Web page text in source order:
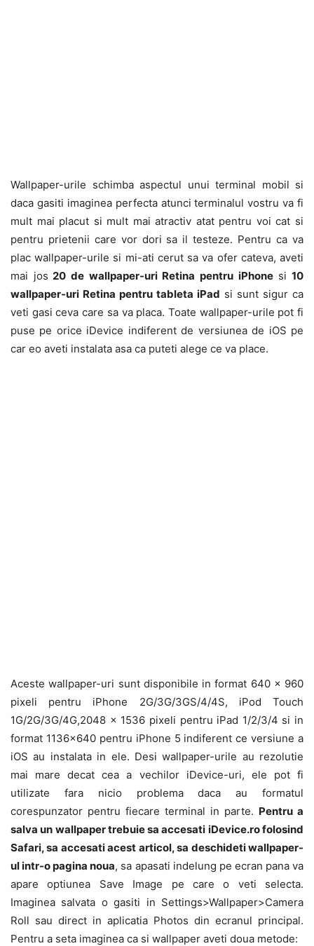
Wallpaper-urile schimba aspectul unui terminal mobil si
daca gasiti imaginea perfecta atunci terminalul vostru va fi
mult mai placut si mult mai atractiv atat pentru voi cat si
pentru prietenii care vor dori sa il testeze. Pentru ca va
plac wallpaper-urile si mi-ati cerut sa va ofer cateva, aveti
mai jos 20 de wallpaper-uri Retina pentru iPhonesi 10
wallpaper-uri Retina pentru tableta iPad si sunt sigur ca
veti gasi ceva care sa va placa. Toate wallpaper-urile pot fi
puse pe orice iDevice indiferent de versiunea de iOS pe
car eo aveti instalata asa ca puteti alege ce va place.
Aceste wallpaper-uri sunt disponibile in format 640 x 960
pixeli pentru iPhone 2G/3G/3GS/4/4S, iPod Touch
1G/2G/3G/4G,2048 x 1536 pixeli pentru iPad 1/2/3/4 si in
format 1136×640 pentru iPhone 5 indiferent ce versiune a
iOS au instalata in ele. Desi wallpaper-urile au rezolutie
mai mare decat cea a vechilor iDevice-uri, ele pot fi
utilizate fara nicio problema daca au formatul
corespunzator pentru fiecare terminal in parte. Pentru a
salva un wallpaper trebuie sa accesati iDevice.ro folosind
Safari, sa accesati acest articol, sa deschideti wallpaper-
ul intr-o pagina noua, sa apasati indelung pe ecran pana va
apare optiunea Save Image pe care o veti selecta.
Imaginea salvata o gasiti in Settings>Wallpaper>Camera
Roll sau direct in aplicatia Photos din ecranul principal.
Pentru a seta imaginea ca si wallpaper aveti doua metode: